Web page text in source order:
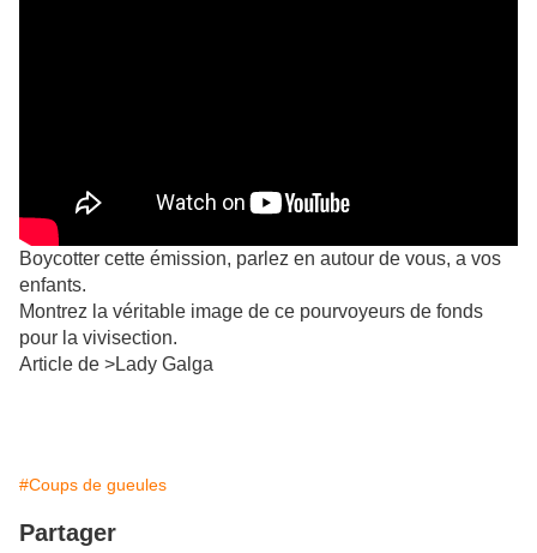
Boycotter cette émission, parlez en autour de vous, a vos
enfants.
Montrez la véritable image de ce pourvoyeurs de fonds
pour la vivisection.
Article de >Lady Galga
#Coups de gueules
Partager